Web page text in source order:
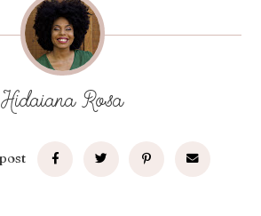
Hidaiana Rosa